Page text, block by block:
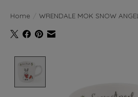
Home WRENDALE MOK SNOW ANGEL